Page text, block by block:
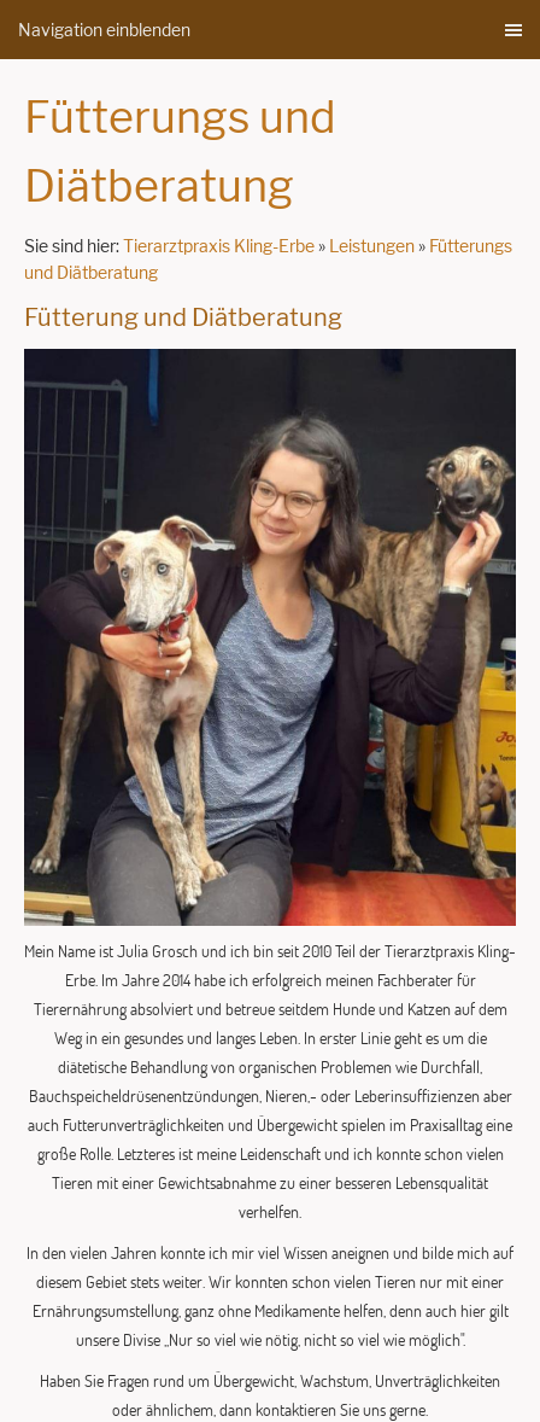
Navigation einblenden
Fütterungs und
Diätberatung
Sie sind hier:Tierarztpraxis Kling-Erbe» Leistungen» Fütterungs
und Diätberatung
Fütterung und Diätberatung
Mein Name ist Julia Grosch und ich bin seit 2010 Teil der Tierarztpraxis Kling-
Erbe. Im Jahre 2014 habe ich erfolgreich meinen Fachberater für
Tierernährung absolviert und betreue seitdem Hunde und Katzen auf dem
Weg in ein gesundes und langes Leben. In erster Linie geht es um die
diätetische Behandlung von organischen Problemen wie Durchfall,
Bauchspeicheldrüsenentzündungen, Nieren,- oder Leberinsuffizienzen aber
auch Futterunverträglichkeiten und Übergewicht spielen im Praxisalltag eine
große Rolle. Letzteres ist meine Leidenschaft und ich konnte schon vielen
Tieren mit einer Gewichtsabnahme zu einer besseren Lebensqualität
verhelfen.
In den vielen Jahren konnte ich mir viel Wissen aneignen und bilde mich auf
diesem Gebiet stets weiter. Wir konnten schon vielen Tieren nur mit einer
Ernährungsumstellung, ganz ohne Medikamente helfen, denn auch hier gilt
unsere Divise ,,Nur so viel wie nötig, nicht so viel wie möglich".
Haben Sie Fragen rund um Übergewicht, Wachstum, Unverträglichkeiten
oder ähnlichem, dann kontaktieren Sie uns gerne.